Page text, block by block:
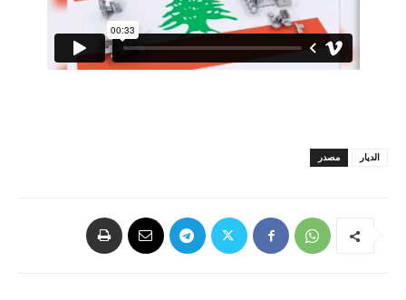
مصدر الديار